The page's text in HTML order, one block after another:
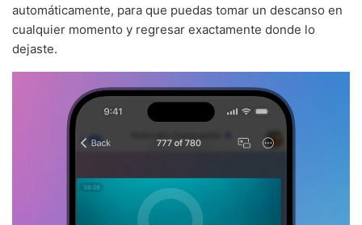
automáticamente, para que puedas tomar un descanso en
cualquier momento y regresar exactamente donde lo
dejaste.